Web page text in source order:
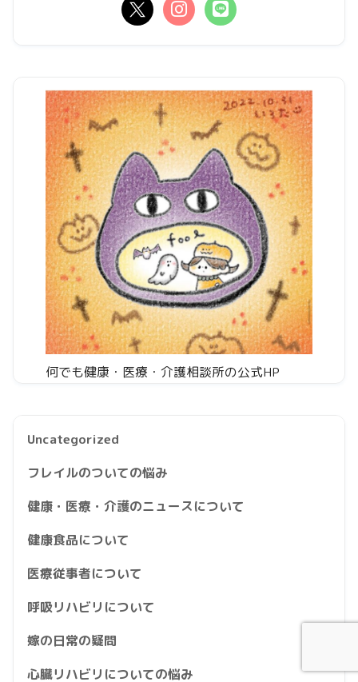
何でも健康・医療・介護相談所の公式HP
Uncategorized
フレイルのついての悩み
健康・医療・介護のニュースについて
健康食品について
医療従事者について
呼吸リハビリについて
嫁の日常の疑問
心臓リハビリについての悩み